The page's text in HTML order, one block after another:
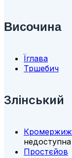
Височина
Їглава
Тршебич
Злінський
Кромержиж
недоступна
Простєйов